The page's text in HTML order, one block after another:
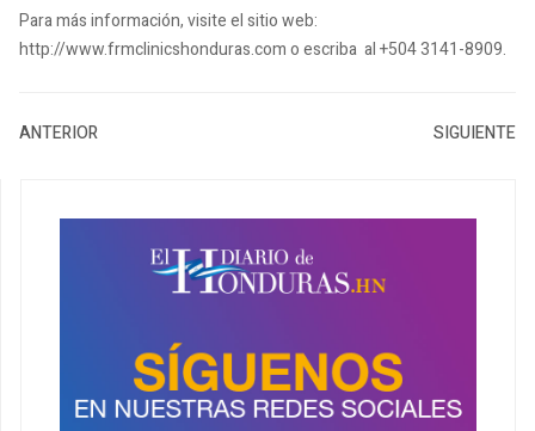
Para más información, visite el sitio web:
http://www.frmclinicshonduras.com o escriba al +504 3141-8909.
ANTERIOR SIGUIENTE